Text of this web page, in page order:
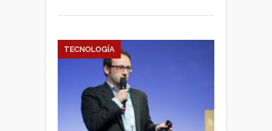
TECNOLOGÍA